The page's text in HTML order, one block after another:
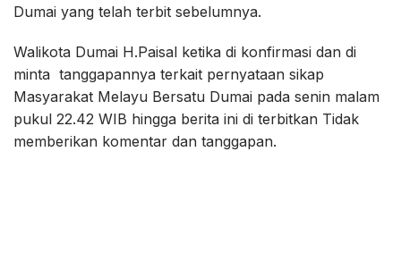
Dumai yang telah terbit sebelumnya.
Walikota Dumai H.Paisal ketika di konfirmasi dan di
minta tanggapannya terkait pernyataan sikap
Masyarakat Melayu Bersatu Dumai pada senin malam
pukul 22.42 WIB hingga berita ini di terbitkan Tidak
memberikan komentar dan tanggapan.